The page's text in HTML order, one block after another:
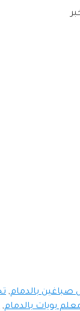
صباغين بالدمام,
بويات بالدمام,